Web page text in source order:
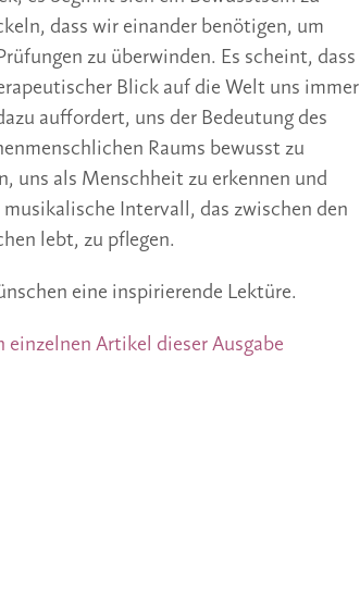
dass wir einander benötigen, um
zu überwinden. Es scheint, dass
Blick auf die Welt uns immer
auffordert, uns der Bedeutung des
Raums bewusst zu
uns als Menschheit zu erkennen und
musikalische Intervall, das zwischen den
lebt, zu pflegen.
eine inspirierende Lektüre.
einzelnen Artikel dieser Ausgabe